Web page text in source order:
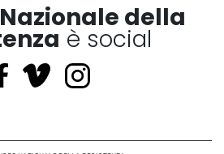
della
è social